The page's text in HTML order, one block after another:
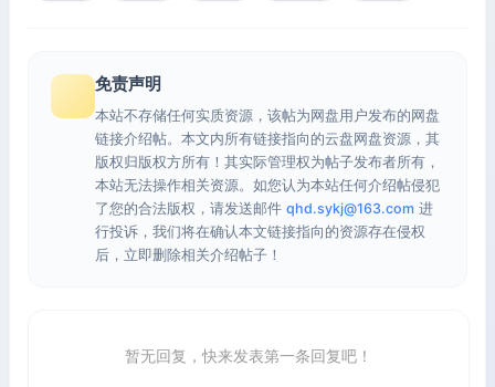
免责声明
本站不存储任何实质资源，该帖为网盘用户发布的网盘
链接介绍帖。本文内所有链接指向的云盘网盘资源，其
版权归版权方所有！其实际管理权为帖子发布者所有，
本站无法操作相关资源。如您认为本站任何介绍帖侵犯
了您的合法版权，请发送邮件 qhd.sykj@163.com 进
行投诉，我们将在确认本文链接指向的资源存在侵权
后，立即删除相关介绍帖子！
暂无回复，快来发表第一条回复吧！